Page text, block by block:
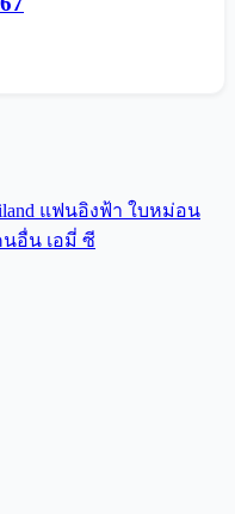
แฟนอิงฟ้า ใบหม่อน
นอื่น เอมี่ ซี